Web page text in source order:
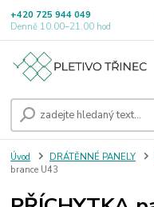
+420 725 944 049
Denně 10.00–21.00 hod
Úvod DRÁTĚNNÉ PANELY
brance U43